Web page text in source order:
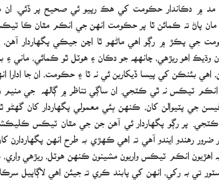
۾ دڪاندار حڪومت کي هڪ رپيو ئي صحيح پر ڏئي. ان
پاڻ ته ڪمائن ٿا پر حڪومت انهن جي انڪم مٿان ڪا
جي پڪڙ ۾ رڳو اهي ماڻهو ٿا اچن جيڪي پگهاردار آهن،
وڌيڪ اهو ريڙهي، چانهھ جو دڪان ۽ هوٽل ٿو ڪمائي، ماني ۽
اهي بئنڪن کي پيسا ڏيکارين ئي نه ٿا ۽ حڪومت، ان جا
ٽيڪس نه ٿي ڪٽجي. ان ساڳي تناظر ۾ ڳالھه جي منيم
جي پٽيوالن کان، ڪنهن ٻئي معمولي پگهاردار کان گھڻو
پر رڳو پگهاردار ئي آهن جن جي مٿان ٽيڪس
ضرور رهندو ايندو آهي ته اهي ڪهڙي به طرح انهن پگهاردارن
انڪم ٽيڪس واريون مشينون ڪنهن هوٽل، ريڙهي
تي به رکي، انهن کي پابند ڪري ته جيئن اهي لاڳاپيل سرڪاري